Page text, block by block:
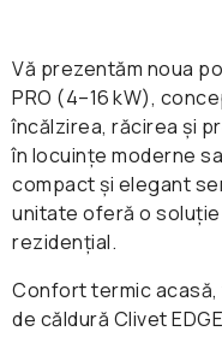
Vă prezentăm noua
PRO (4–16 kW),
încălzirea, răcirea și
în locuințe moderne
compact și elegant
unitate oferă o
rezidențial.
Confort termic
de căldură Clivet